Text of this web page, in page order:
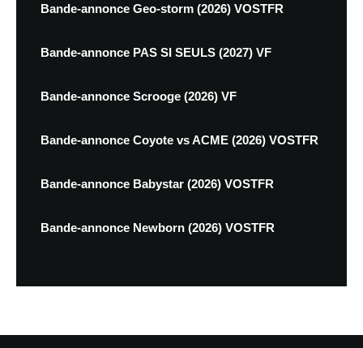
Bande-annonce Geo-storm (2026) VOSTFR
Bande-annonce PAS SI SEULS (2027) VF
Bande-annonce Scrooge (2026) VF
Bande-annonce Coyote vs ACME (2026) VOSTFR
Bande-annonce Babystar (2026) VOSTFR
Bande-annonce Newborn (2026) VOSTFR